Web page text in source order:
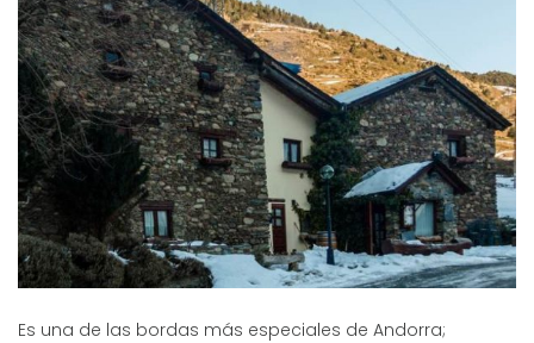
Es una de las bordas más especiales de Andorra;